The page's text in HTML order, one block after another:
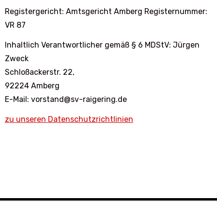
Registergericht: Amtsgericht Amberg Registernummer:
VR 87
Inhaltlich Verantwortlicher gemäß § 6 MDStV: Jürgen
Zweck
Schloßackerstr. 22,
92224 Amberg
E-Mail: vorstand@sv-raigering.de
zu unseren Datenschutzrichtlinien